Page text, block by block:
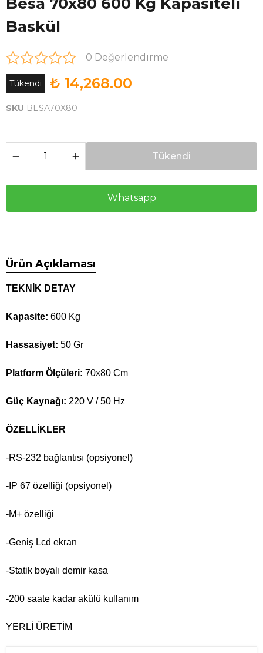
Baskül
0 Değerlendirme
Tükendi ₺ 14,268.00
SKU BESA70X80
Tükendi
Whatsapp
Ürün Açıklaması
TEKNİK DETAY
Kapasite: 600 Kg
Hassasiyet: 50 Gr
Platform Ölçüleri: 70x80 Cm
Güç Kaynağı: 220 V / 50 Hz
ÖZELLİKLER
-RS-232 bağlantısı (opsiyonel)
-IP 67 özelliği (opsiyonel)
-M+ özelliği
-Geniş Lcd ekran
-Statik boyalı demir kasa
-200 saate kadar akülü kullanım
YERLİ ÜRETİM